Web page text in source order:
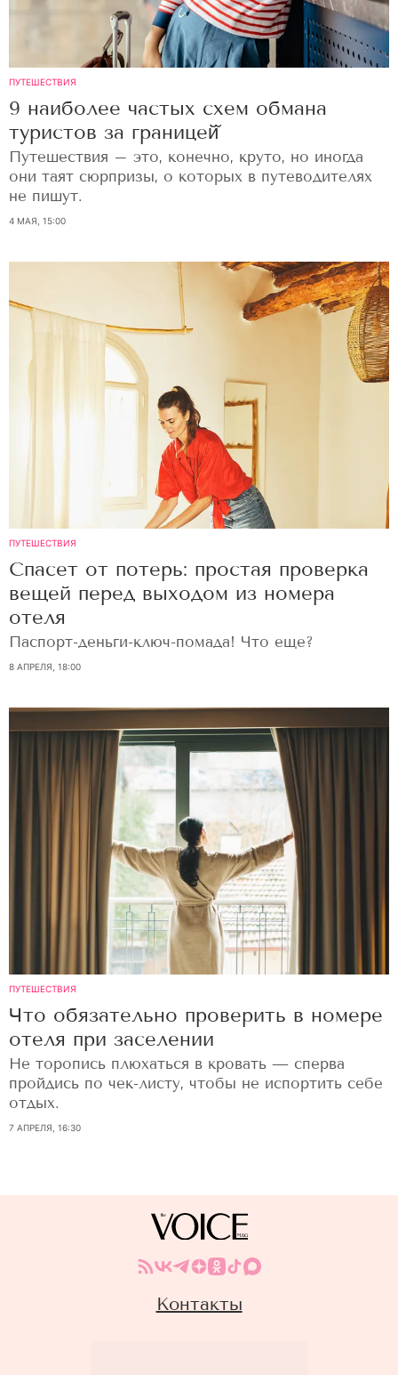
ПУТЕШЕСТВИЯ
9 наиболее частых схем обмана
туристов за границей̆
Путешествия – это, конечно, круто, но иногда
они таят сюрпризы, о которых в путеводителях
не пишут.
4 МАЯ, 15:00
ПУТЕШЕСТВИЯ
Спасет от потерь: простая проверка
вещей перед выходом из номера
отеля
Паспорт-деньги-ключ-помада! Что еще?
8 АПРЕЛЯ, 18:00
ПУТЕШЕСТВИЯ
Что обязательно проверить в номере
отеля при заселении
Не торопись плюхаться в кровать — сперва
пройдись по чек-листу, чтобы не испортить себе
отдых.
7 АПРЕЛЯ, 16:30
Контакты